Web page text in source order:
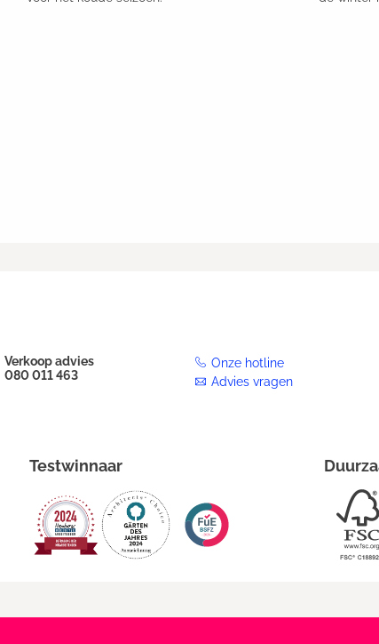
Verkoop advies
080 011 463
Onze hotline
Advies vragen
Testwinnaar